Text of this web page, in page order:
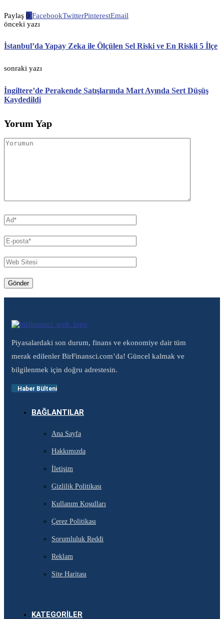
Paylaş 0 FacebookTwitterPinterestEmail
önceki yazı
İstanbul’da Yapay Zeka ile Ölçülen Sel Riski ve En Riskli 5 İlçe
sonraki yazı
İngiltere’de Perakende Satışlarında Mart Ayında Sert Düşüş
Kaydedildi
Yorum Yap
Piyasalardaki son durum, finans ve ekonomiye dair tüm
merak edilenler BirFinansci.com’da! Güncel kalmak ve
bilgilenmek için doğru adrestesin.
Haber Bülteni
BAĞLANTILAR
Ana Sayfa
Hakkımızda
İletişim
Gizlilik Politikası
Kullanım Koşulları
Çerez Politikası
Sorumluluk Reddi
Reklam
Site Haritası
KATEGORILER